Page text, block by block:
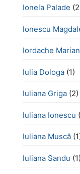
Ionela Palade
Ionescu
Iordache
Iulia Dologa (1)
Iuliana Griga (2)
Iuliana Ionescu
Iuliana Muscă
Iuliana Sandu (1)